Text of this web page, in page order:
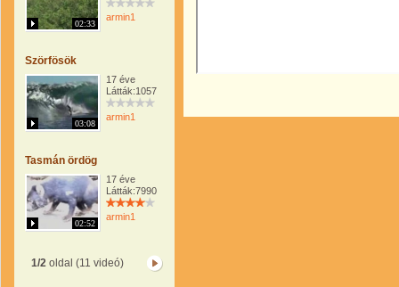
02:33
armin1
Szörfösök
03:08
17 éve
Látták:1057
armin1
Tasmán ördög
02:52
17 éve
Látták:7990
armin1
1/2 oldal (11 videó)